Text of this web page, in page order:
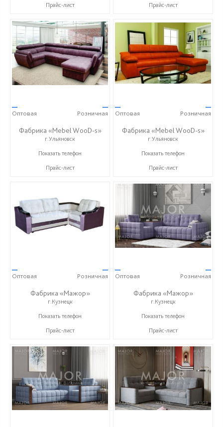
Прайс-лист Прайс-лист
—
Оптовая
—
Розничная
Фабрика «Mebel WooD-s»
г.Ульяновск
+7 (906) 140-08-08
Показать телефон
Прайс-лист
—
Оптовая
—
Розничная
Фабрика «Mebel WooD-s»
г.Ульяновск
+7 (906) 140-08-08
Показать телефон
Прайс-лист
—
Оптовая
—
Розничная
Фабрика «Мажор»
г.Кузнецк
+7 (999) 611-98-99
Показать телефон
Прайс-лист
—
Оптовая
—
Розничная
Фабрика «Мажор»
г.Кузнецк
+7 (999) 611-98-99
Показать телефон
Прайс-лист